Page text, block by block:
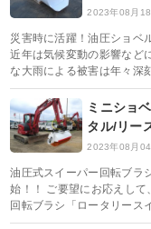
2023年08月18
災害時に活躍！油圧ショベ
近年は気候変動の影響など
な大雨による被害は年々深
ミニショ
タル/リー
2023年08月04
油圧式スイーパー回転ブラ
始！！ ご要望にお応えし
回転ブラシ「ロータリース